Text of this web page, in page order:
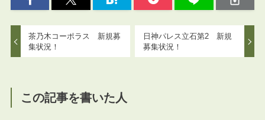
茶乃木コーポラス 新規募
集状況！
日神パレス立石第2 新規
募集状況！
この記事を書いた人